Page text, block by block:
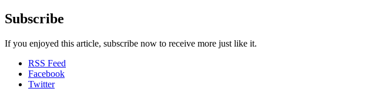
Subscribe
If you enjoyed this article, subscribe now to receive more just like it.
RSS Feed
Facebook
Twitter